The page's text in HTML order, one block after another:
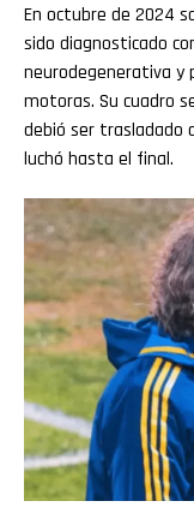
En octubre de 2024
sido diagnosticado
neurodegenerativa y
motoras. Su cuadro
debió ser trasladado
luchó hasta el final.